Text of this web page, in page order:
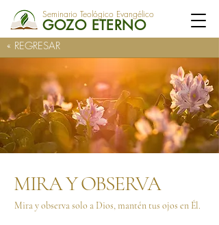
Seminario Teológico Evangélico
GOZO ETERNO
MIRA Y OBSERVA
Mira y observa solo a Dios, mantén tus ojos en Él.
« REGRESAR